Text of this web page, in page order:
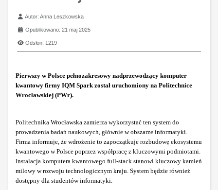
Szczegóły
Autor:Anna Leszkowska
Opublikowano: 21 maj 2025
Odsłon: 1219
Pierwszy w Polsce pełnozakresowy nadprzewodzący komputer
kwantowy firmy IQM Spark został uruchomiony na Politechnice
Wrocławskiej (PWr).
Politechnika Wrocławska zamierza wykorzystać ten system do
prowadzenia badań naukowych, głównie w obszarze informatyki.
Firma informuje, że wdrożenie to zapoczątkuje rozbudowę ekosystemu
kwantowego w Polsce poprzez współpracę z kluczowymi podmiotami.
Instalacja komputera kwantowego full-stack stanowi kluczowy kamień
milowy w rozwoju technologicznym kraju. System będzie również
dostępny dla studentów informatyki.